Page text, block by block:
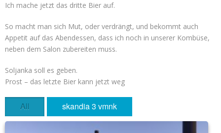
Ich mache jetzt das dritte Bier auf.
So macht man sich Mut, oder verdrängt, und bekommt auch
Appetit auf das Abendessen, dass ich noch in unserer Kombüse,
neben dem Salon zubereiten muss.
Soljanka soll es geben.
Prost – das letzte Bier kann jetzt weg
All skandia 3 vmnk